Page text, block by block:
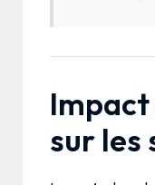
sur les